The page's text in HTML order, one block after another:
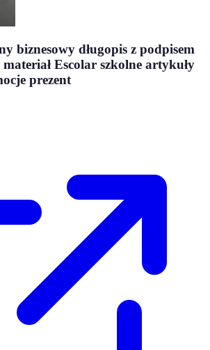
biznesowy długopis z podpisem
materiał Escolar szkolne artykuły
prezent